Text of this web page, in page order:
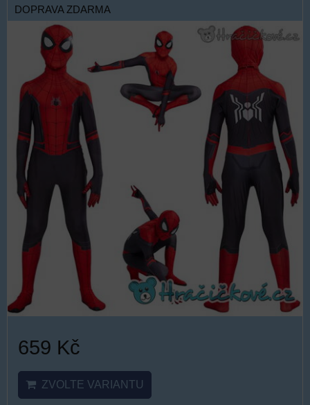
DOPRAVA ZDARMA
659 Kč
ZVOLTE VARIANTU